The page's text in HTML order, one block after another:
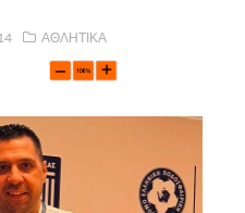
ΑΘΛΗΤΙΚΑ